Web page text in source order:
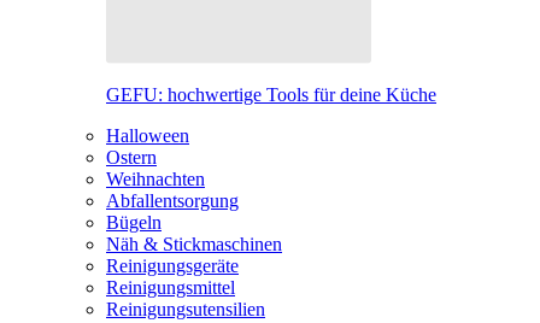
GEFU: hochwertige Tools für deine Küche
Halloween
Ostern
Weihnachten
Abfallentsorgung
Bügeln
Näh & Stickmaschinen
Reinigungsgeräte
Reinigungsmittel
Reinigungsutensilien